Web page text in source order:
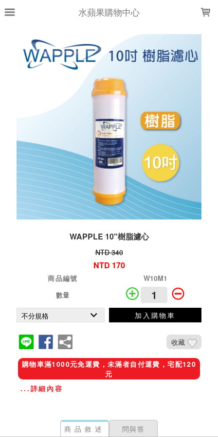
水蘋果購物中心
WAPPLE 10"樹脂濾心
NTD 340
NTD 170
商品編號
W10M1
數量
加入購物車
收藏
購物車滿1000元免運費，未滿者自付運費，宅配120
元
...詳細內容
商品敘述 問與答